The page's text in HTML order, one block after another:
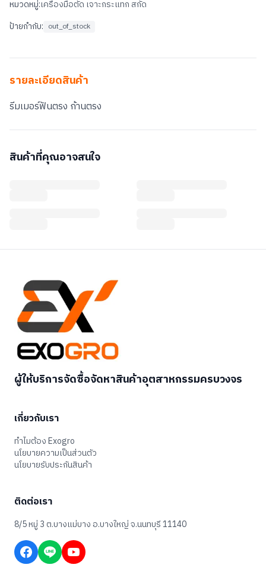
หมวดหมู่:เครื่องมือตัด เจาะกระแทก สกัด
ป้ายกำกับ: out_of_stock
รายละเอียดสินค้า
รีมเมอร์ฟันตรง ก้านตรง
สินค้าที่คุณอาจสนใจ
ผู้ให้บริการจัดซื้อจัดหาสินค้าอุตสาหกรรมครบวงจร
เกี่ยวกับเรา
ทำไมต้อง Exogro
นโยบายความเป็นส่วนตัว
นโยบายรับประกันสินค้า
ติดต่อเรา
8/5 หมู่ 3 ต.บางแม่บาง อ.บางใหญ่ จ.นนทบุรี 11140